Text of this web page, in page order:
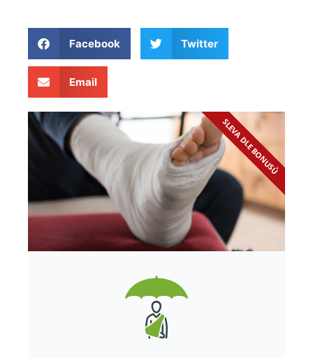
Facebook Twitter
Email
SLEVA DLE BONUSŮ